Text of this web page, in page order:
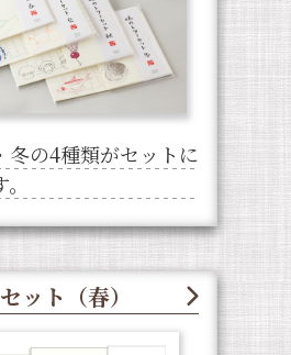
冬の4種類がセットに
ット（春）